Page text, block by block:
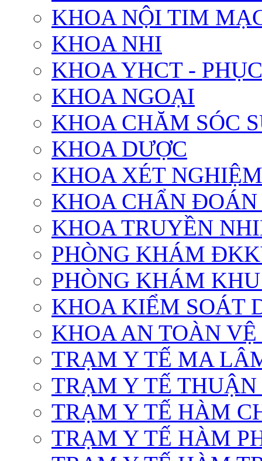
KHOA NỘI TIM
KHOA NHI
KHOA YHCT -
KHOA NGOẠI
KHOA CHĂM SÓC
KHOA DƯỢC
KHOA XÉT NGHIỆM
KHOA CHẨN
KHOA TRUYỀN
PHÒNG KHÁM
PHÒNG KHÁM
KHOA KIỂM SOÁT
KHOA AN TOÀN
TRẠM Y TẾ MA
TRẠM Y TẾ
TRẠM Y TẾ HÀM
TRẠM Y TẾ HÀM